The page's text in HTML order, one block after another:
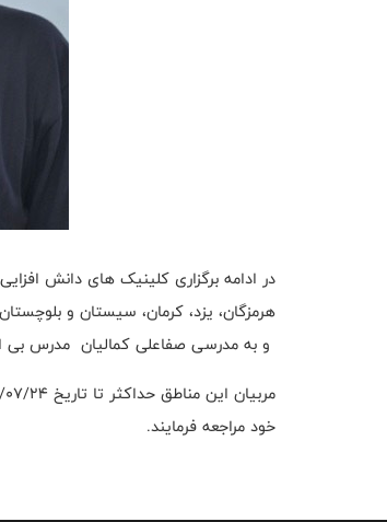
و به مدرسی صفاعلی کمالیان مدرس بی
خود مراجعه فرمایند.